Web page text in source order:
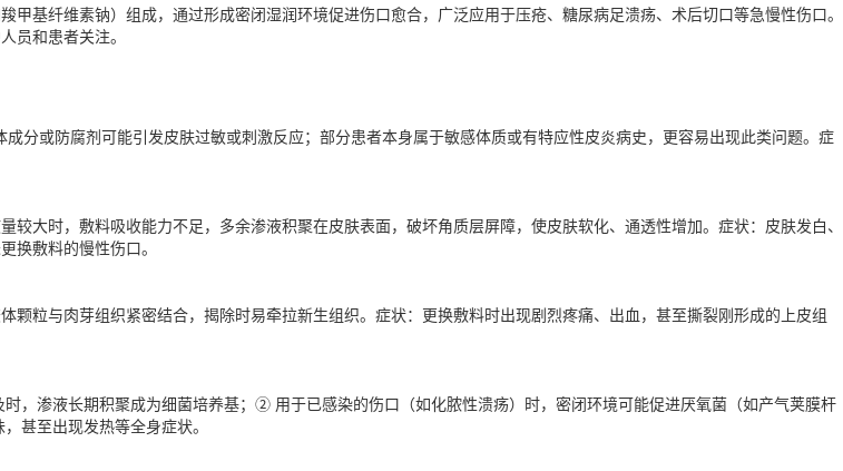
基纤维素钠）组成，通过形成密闭湿润环境促进伤口愈合，广泛应用于压疮、糖尿病足溃疡、术后切口等急慢性伤口。
员和患者关注。
分或防腐剂可能引发皮肤过敏或刺激反应；部分患者本身属于敏感体质或有特应性皮炎病史，更容易出现此类问题。症
大时，敷料吸收能力不足，多余渗液积聚在皮肤表面，破坏角质层屏障，使皮肤软化、通透性增加。症状：皮肤发白、
换敷料的慢性伤口。
粒与肉芽组织紧密结合，揭除时易牵拉新生组织。症状：更换敷料时出现剧烈疼痛、出血，甚至撕裂刚形成的上皮组
，渗液长期积聚成为细菌培养基；② 用于已感染的伤口（如化脓性溃疡）时，密闭环境可能促进厌氧菌（如产气荚膜杆
甚至出现发热等全身症状。